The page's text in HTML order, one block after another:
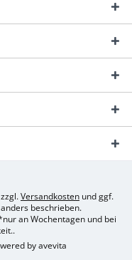
Versandkosten und ggf.
beschrieben.
an Wochentagen und bei
byavevita